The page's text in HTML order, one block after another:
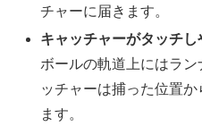
チャーに届きます。
キャッチャーがタッチし
ボールの軌道上にはラ
ッチャーは捕った位置
ます。